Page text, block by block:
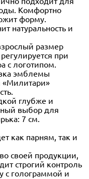
Комфортно
форму.
натуральность и
размер
при
с логотипом.
эмблемы
«Милитари»
глубже и
выбор для
7 см.
как парням, так и
своей продукции,
строгий контроль
с голограммой и